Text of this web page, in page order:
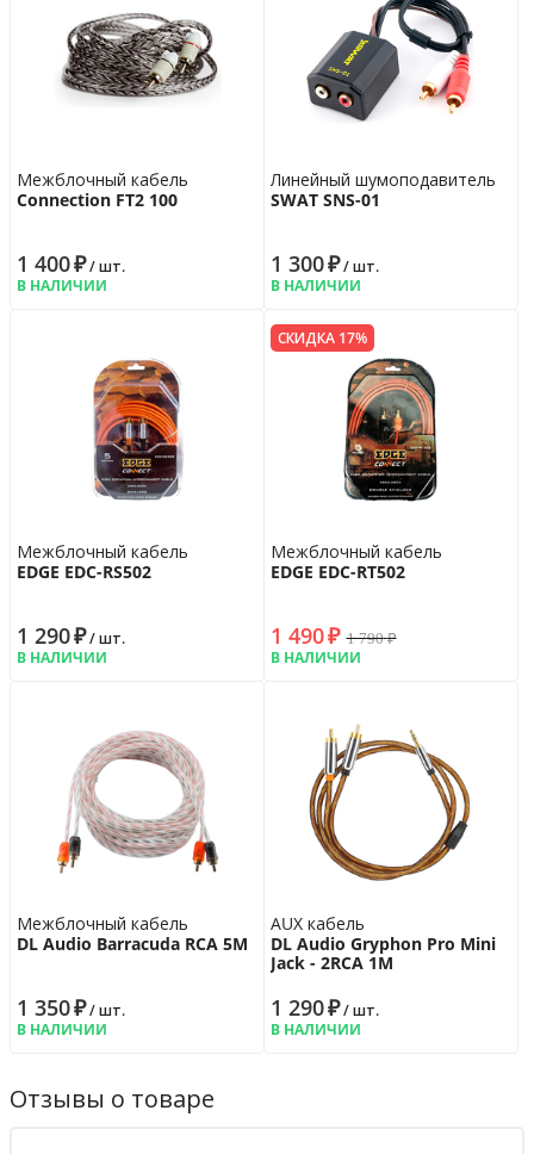
Межблочный кабель
Connection FT2 100
1 400₽/ шт.
В НАЛИЧИИ
Линейный шумоподавитель
SWAT SNS-01
1 300₽/ шт.
В НАЛИЧИИ
Межблочный кабель
EDGE EDC-RS502
1 290₽/ шт.
В НАЛИЧИИ
СКИДКА 17%
Межблочный кабель
EDGE EDC-RT502
1 490₽ 1 790₽
В НАЛИЧИИ
Межблочный кабель
DL Audio Barracuda RCA 5M
1 350₽/ шт.
В НАЛИЧИИ
AUX кабель
DL Audio Gryphon Pro Mini
Jack - 2RCA 1M
1 290₽/ шт.
В НАЛИЧИИ
Отзывы о товаре